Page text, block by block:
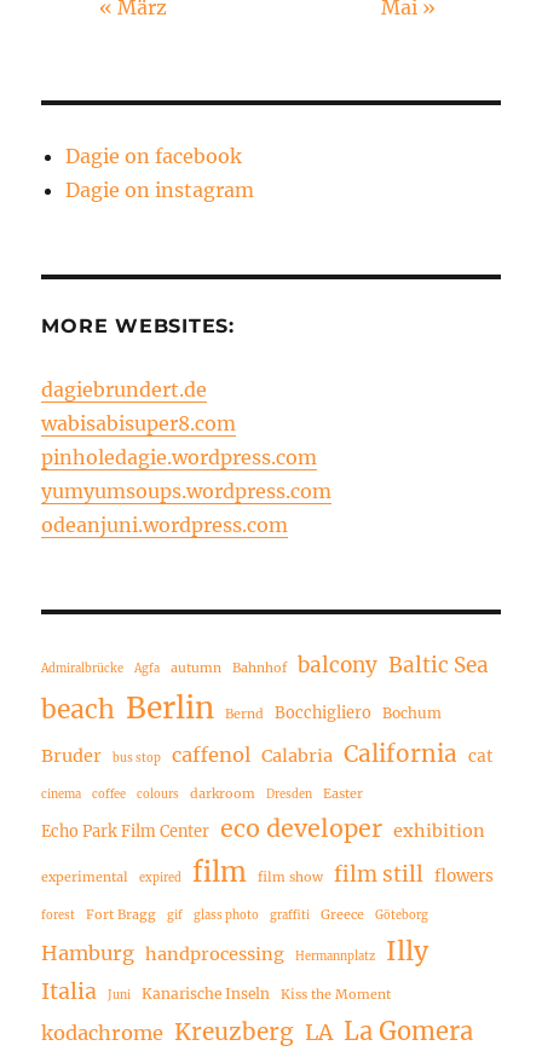
« März Mai »
Dagie on facebook
Dagie on instagram
MORE WEBSITES:
dagiebrundert.de
wabisabisuper8.com
pinholedagie.wordpress.com
yumyumsoups.wordpress.com
odeanjuni.wordpress.com
Admiralbrücke Agfa autumn Bahnhof balcony Baltic Sea
beach Berlin Bernd Bocchigliero Bochum
Bruder bus stop caffenol Calabria California cat
cinema coffee colours darkroom Dresden Easter
Echo Park Film Center eco developer exhibition
experimental expired film film show film still flowers
forest Fort Bragg gif glass photo graffiti Greece Göteborg
Hamburg handprocessing Hermannplatz Illy
Italia Juni Kanarische Inseln Kiss the Moment
kodachrome Kreuzberg LA La Gomera